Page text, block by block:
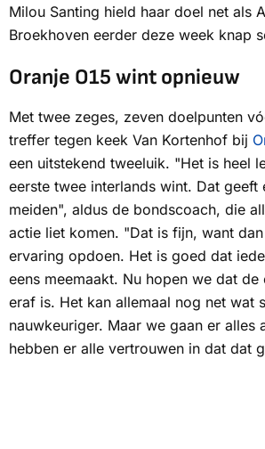
Milou Santing hield haar doel net als
Broekhoven eerder deze week knap
Oranje O15 wint opnieuw
Met twee zeges, zeven doelpunten
treffer tegen keek Van Kortenhof bij
een uitstekend tweeluik. "Het is heel
eerste twee interlands wint. Dat
meiden", aldus de bondscoach, die
actie liet komen. "Dat is fijn, want
ervaring opdoen. Het is goed dat
eens meemaakt. Nu hopen we dat de
eraf is. Het kan allemaal nog net wat
nauwkeuriger. Maar we gaan er alles
hebben er alle vertrouwen in dat dat